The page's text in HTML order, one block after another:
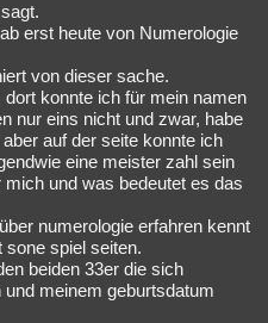
Esoterik Literatur
Gaming Filme
Allmystery English
Neue Geschlossen
erst heute von Numerologie
von dieser sache.
konnte ich für mein namen
nur eins nicht und zwar, habe
auf der seite konnte ich
eine meister zahl sein
und was bedeutet es das
numerologie erfahren kennt
sone spiel seiten.
beiden 33er die sich
meinem geburtsdatum